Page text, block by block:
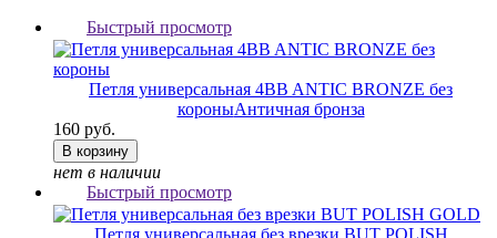
Быстрый просмотр
Петля универсальная 4BB ANTIC BRONZE без
короныАнтичная бронза
160 руб.
В корзину
нет в наличии
Быстрый просмотр
Петля универсальная без врезки BUT POLISH